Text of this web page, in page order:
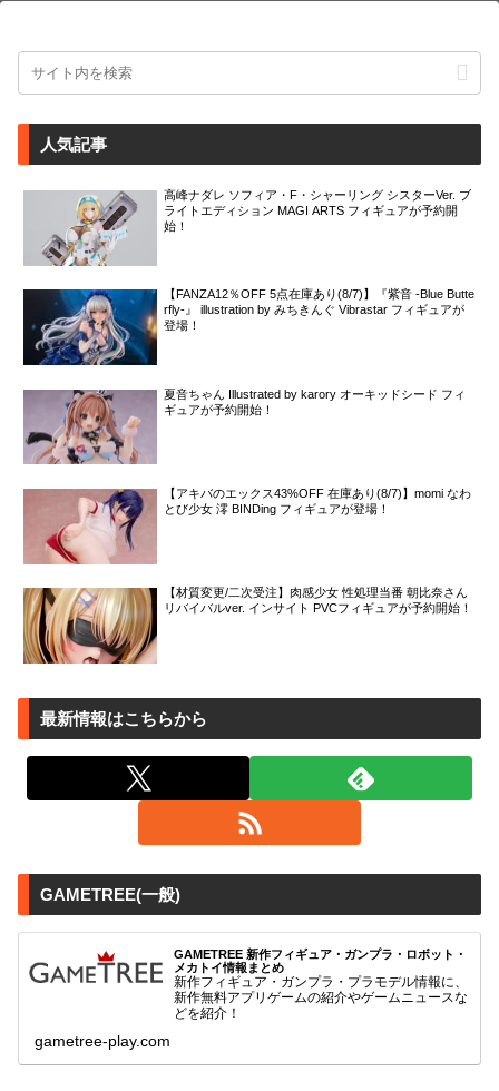
人気記事
高峰ナダレ ソフィア・F・シャーリング シスターVer. ブ
ライトエディション MAGI ARTS フィギュアが予約開
始！
【FANZA12％OFF 5点在庫あり(8/7)】『紫音 -Blue Butte
rfly-』 illustration by みちきんぐ Vibrastar フィギュアが
登場！
夏音ちゃん Illustrated by karory オーキッドシード フィ
ギュアが予約開始！
【アキバのエックス43%OFF 在庫あり(8/7)】momi なわ
とび少女 澪 BINDing フィギュアが登場！
【材質変更/二次受注】肉感少女 性処理当番 朝比奈さん
リバイバルver. インサイト PVCフィギュアが予約開始！
最新情報はこちらから
GAMETREE(一般)
GAMETREE 新作フィギュア・ガンプラ・ロボット・
メカトイ情報まとめ
新作フィギュア・ガンプラ・プラモデル情報に、
新作無料アプリゲームの紹介やゲームニュースな
どを紹介！
gametree-play.com